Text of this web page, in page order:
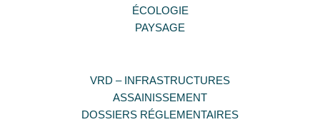
ÉCOLOGIE
PAYSAGE
VRD – INFRASTRUCTURES
ASSAINISSEMENT
DOSSIERS RÉGLEMENTAIRES